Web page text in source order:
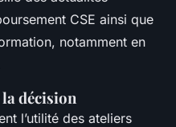
CSE ainsi que
notamment en
décision
l’utilité des ateliers